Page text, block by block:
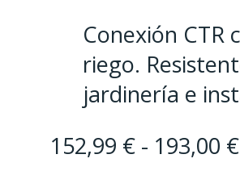
Conexión
riego.
jardinería e
152,99 € - 193,00 €